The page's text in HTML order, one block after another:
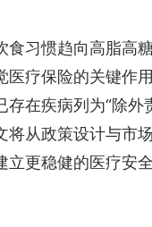
习惯趋向高脂高
医疗保险的关键作
在疾病列为“除
将从政策设计与市
更稳健的医疗安